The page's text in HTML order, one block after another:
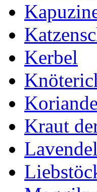
Kerbel
Kraut
Lavendel